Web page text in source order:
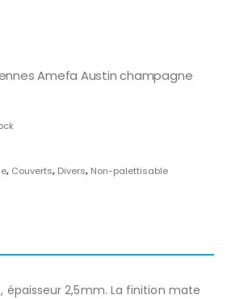
Amefa Austin champagne
, Couverts, Divers, Non-palettisable
épaisseur 2,5mm. La finition mate